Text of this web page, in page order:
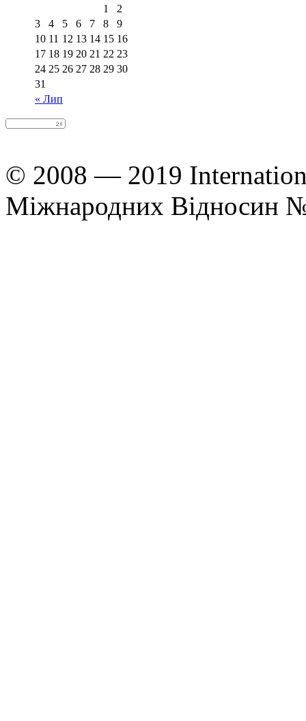
« Лип
1
2
3
4 5 6 7 8
9
10 11 12 13 14 15 16
17 18 19 20 21 22 23
24 25 26 27 28 29 30
31
© 2008 — 2019
Міжнародних Відносин